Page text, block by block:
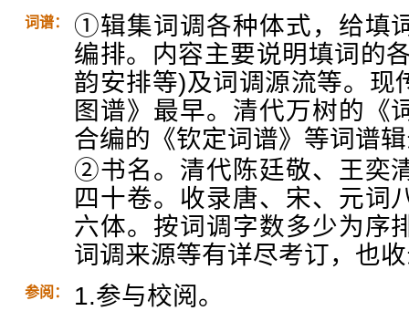
词谱：
①辑集词调各种体式，给填
编排。内容主要说明填词的
韵安排等)及词调源流等。现
图谱》最早。清代万树的《
合编的《钦定词谱》等词谱
②书名。清代陈廷敬、王奕
四十卷。收录唐、宋、元词
六体。按词调字数多少为序
词调来源等有详尽考订，也
参阅：
1.参与校阅。